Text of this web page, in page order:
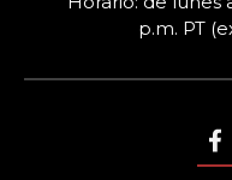
p.m. PT